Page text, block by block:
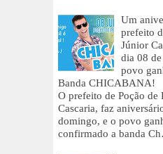
Um
prefeito
Júnior
dia 08
povo
Banda CHICABANA!
O prefeito de Poção de
Cascaria, faz
domingo, e o povo
confirmado a banda